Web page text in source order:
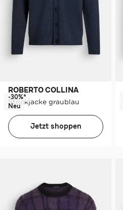
ROBERTO COLLINA
Strickjacke graublau
-30%*
Neu
Jetzt shoppen